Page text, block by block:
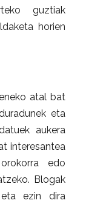
guztiak
horien
atal bat
eta
aukera
interesantea
edo
Blogak
ezin dira